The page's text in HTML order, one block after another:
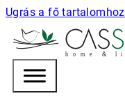
Ugrás a fő tartalomhoz
h